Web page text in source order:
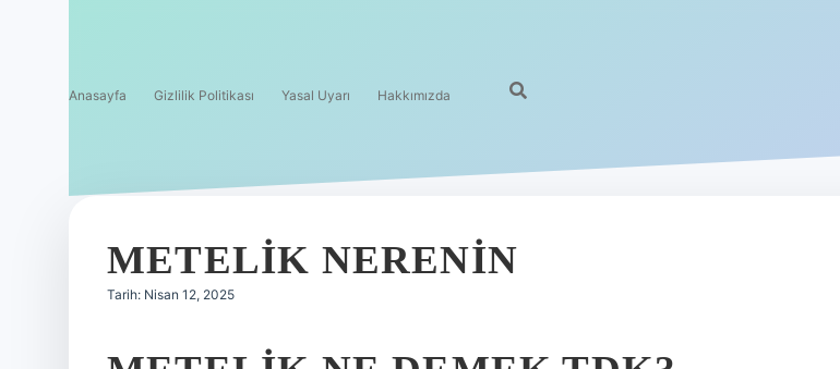
Anasayfa Gizlilik Politikası Yasal Uyarı Hakkımızda
METELIK NERENIN
Tarih: Nisan 12, 2025